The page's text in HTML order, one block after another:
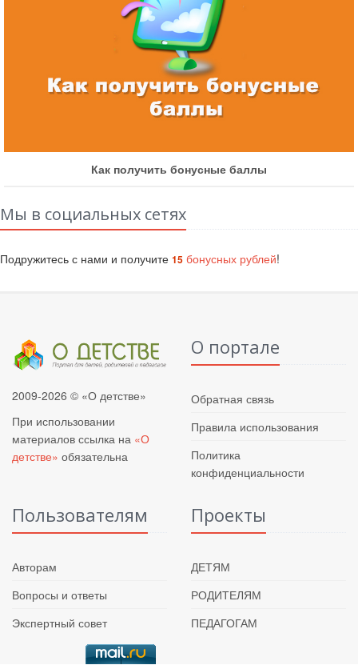
Как получить бонусные баллы
Мы в социальных сетях
Подружитесь с нами и получите 15 бонусных рублей!
2009-2026 © «О детстве»
При использовании
материалов ссылка на «О
детстве» обязательна
О портале
Обратная связь
Правила использования
Политика
конфиденциальности
Пользователям
Авторам
Вопросы и ответы
Экспертный совет
Проекты
ДЕТЯМ
РОДИТЕЛЯМ
ПЕДАГОГАМ